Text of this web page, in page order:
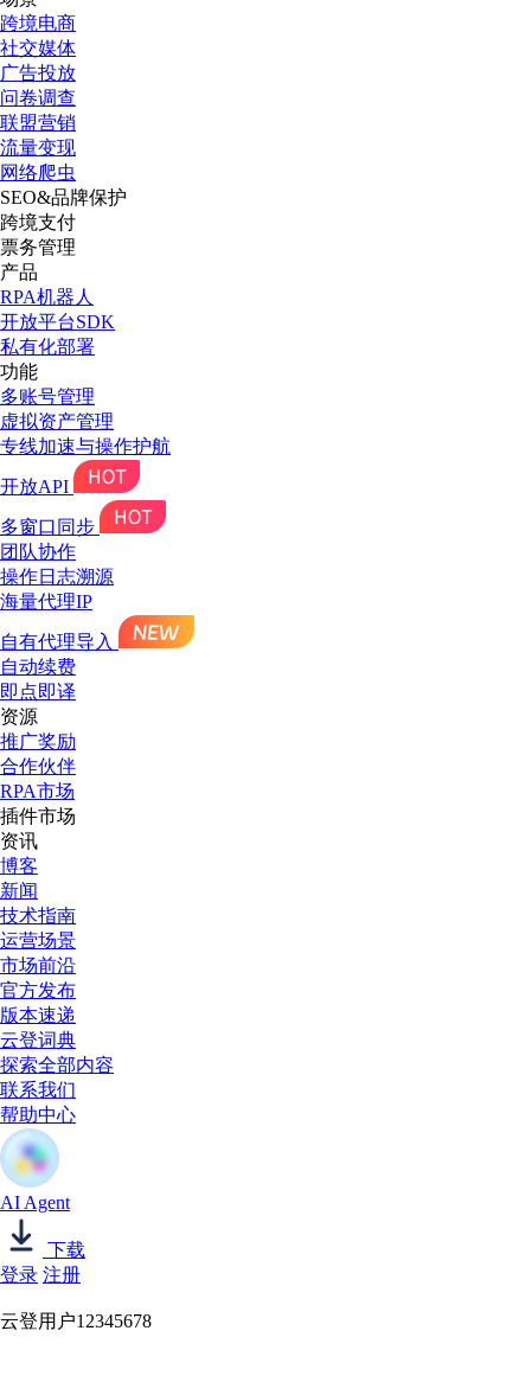
跨境电商
社交媒体
广告投放
问卷调查
联盟营销
流量变现
网络爬虫
SEO&品牌保护
跨境支付
票务管理
产品
RPA机器人
开放平台SDK
私有化部署
功能
多账号管理
虚拟资产管理
专线加速与操作护航
开放API
多窗口同步
团队协作
操作日志溯源
海量代理IP
自有代理导入
自动续费
即点即译
资源
推广奖励
合作伙伴
RPA市场
插件市场
资讯
博客
新闻
技术指南
运营场景
市场前沿
官方发布
版本速递
云登词典
探索全部内容
联系我们
帮助中心
AI Agent
下载
登录 注册
云登用户12345678